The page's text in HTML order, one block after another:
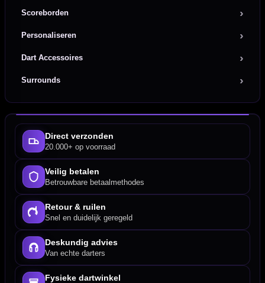
Scoreborden
Personaliseren
Dart Accessoires
Surrounds
Direct verzonden
20.000+ op voorraad
Veilig betalen
Betrouwbare betaalmethodes
Retour & ruilen
Snel en duidelijk geregeld
Deskundig advies
Van echte darters
Fysieke dartwinkel